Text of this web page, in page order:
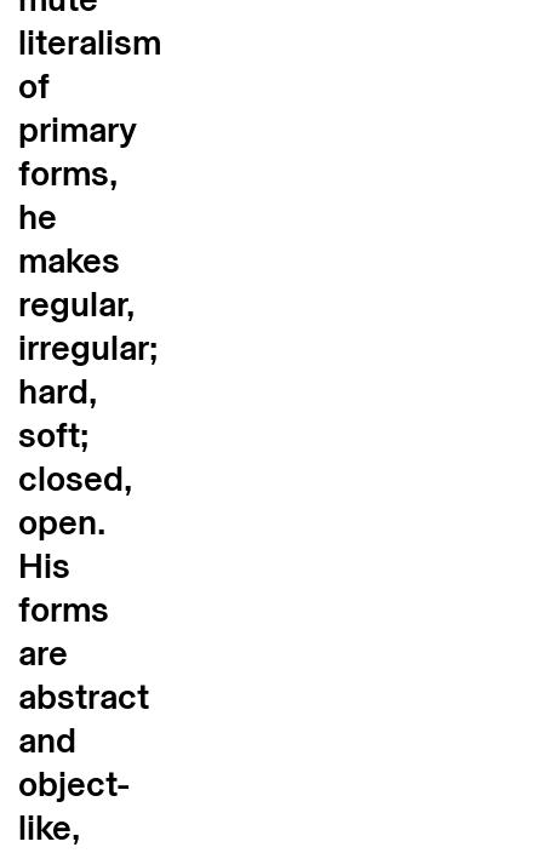
literalism
of
primary
forms,
he
makes
regular,
irregular;
hard,
soft;
closed,
open.
His
forms
are
abstract
and
object-
like,